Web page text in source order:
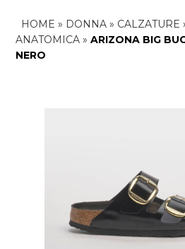
HOME » DONNA» CALZATURE
ANATOMICA »ARIZONA BIG
NERO